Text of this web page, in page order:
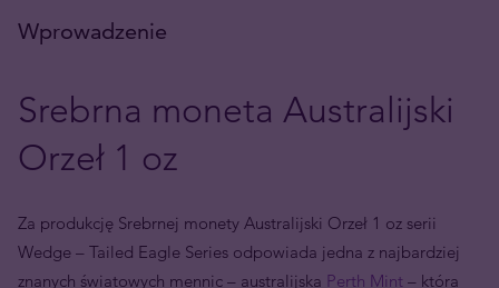
Wprowadzenie
Srebrna moneta Australijski
Orzeł 1 oz
Za produkcję Srebrnej monety Australijski Orzeł 1 oz serii
Wedge – Tailed Eagle Series odpowiada jedna z najbardziej
znanych światowych mennic – australijska Perth Mint – która